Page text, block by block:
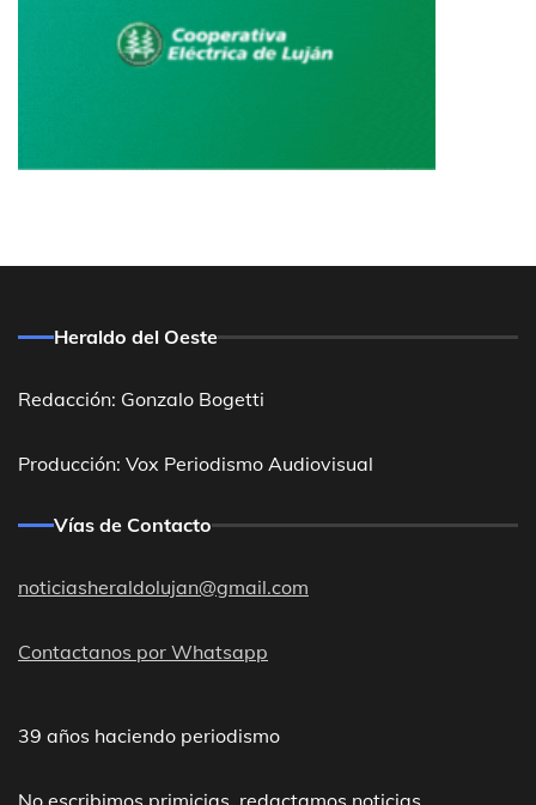
Heraldo del Oeste
Redacción: Gonzalo Bogetti
Producción: Vox Periodismo Audiovisual
Vías de Contacto
noticiasheraldolujan@gmail.com
Contactanos por Whatsapp
39 años haciendo periodismo